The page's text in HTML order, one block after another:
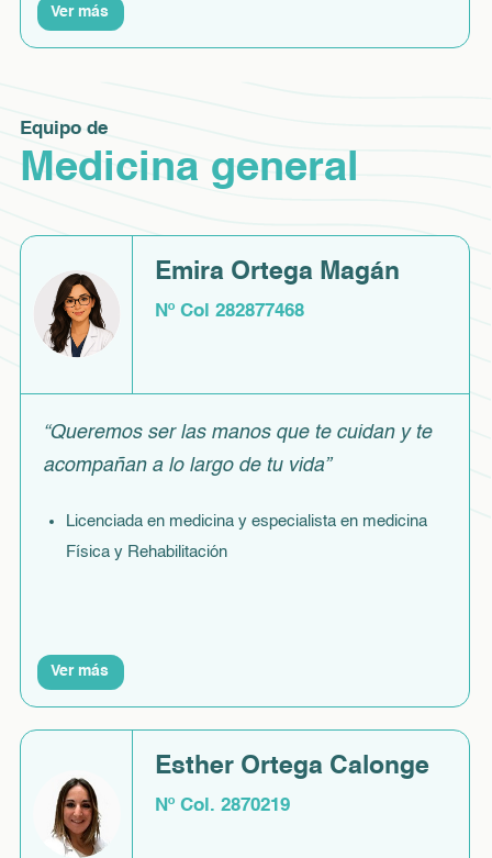
Ver más
Equipo de
Medicina general
Emira Ortega Magán
Nº Col 282877468
“Queremos ser las manos que te cuidan y te
acompañan a lo largo de tu vida”
Licenciada en medicina y especialista en medicina
Física y Rehabilitación
Ver más
Esther Ortega Calonge
Nº Col. 2870219